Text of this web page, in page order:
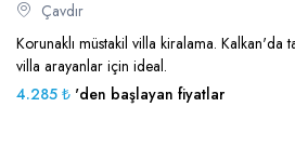
Çavdır
Korunaklı müstakil villa kiralama. Kalkan'da
villa arayanlar için ideal.
4.285 ₺ 'den başlayan fiyatlar